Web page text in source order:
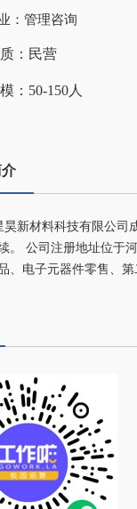
：管理咨询
：民营
：50-150人
昊新材料科技有限公司
。 公司注册地址位于
、电子元器件零售、